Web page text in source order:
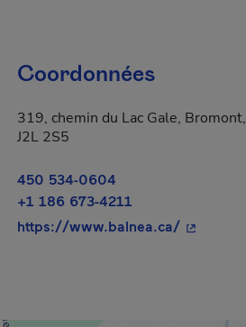
Coordonnées
319, chemin du Lac Gale,
J2L 2S5
450 534-0604
+1 186 673-4211
https://www.balnea.ca/- Cet